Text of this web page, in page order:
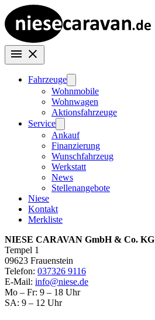
Fahrzeuge
Wohnmobile
Wohnwagen
Aktionsfahrzeuge
Service
Ankauf
Finanzierung
Wunschfahrzeug
Werkstatt
News
Stellenangebote
Niese
Kontakt
Merkliste
NIESE CARAVAN GmbH & Co. KG
Tempel 1
09623 Frauenstein
Telefon: 037326 9116
E-Mail: info@niese.de
Mo – Fr: 9 – 18 Uhr
SA: 9 – 12 Uhr